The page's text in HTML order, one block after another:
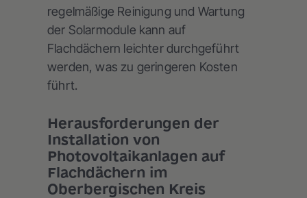
regelmäßige Reinigung und Wartung
der Solarmodule kann auf
Flachdächern leichter durchgeführt
werden, was zu geringeren Kosten
führt.
Herausforderungen der
Installation von
Photovoltaikanlagen auf
Flachdächern im
Oberbergischen Kreis